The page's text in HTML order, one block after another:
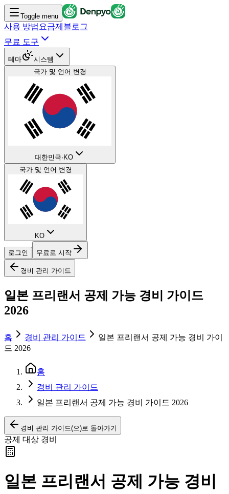
Toggle menu
사용 방법 요금제 블로그
무료 도구
테마
시스템
국가 및 언어 변경
대한민국·KO
국가 및 언어 변경
KO
로그인 무료로 시작
경비 관리 가이드
일본 프리랜서 공제 가능 경비 가이드
2026
홈 경비 관리 가이드
일본 프리랜서 공제 가능 경비 가이
드 2026
홈
경비 관리 가이드
일본 프리랜서 공제 가능 경비 가이드 2026
경비 관리 가이드(으)로 돌아가기
공제 대상 경비
일본 프리랜서 공제 가능 경비